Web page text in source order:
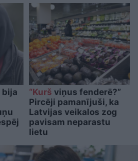
bija
“Kurš viņus fenderē?”
Pircēji pamanījuši, ka
Latvijas veikalos zog
pavisam neparastu
lietu